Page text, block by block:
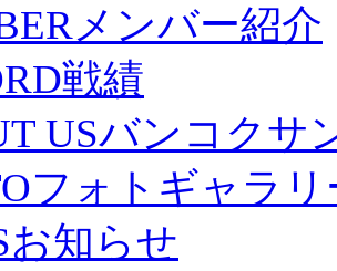
メンバー紹介
戦績
USバンコクサ
フォトギャラリ
お知らせ